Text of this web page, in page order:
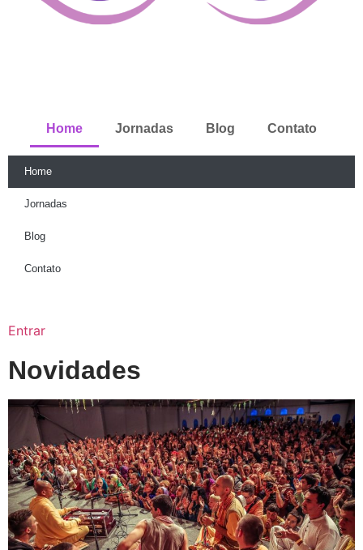
Home Jornadas Blog Contato
Home
Jornadas
Blog
Contato
Entrar
Novidades